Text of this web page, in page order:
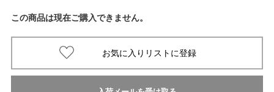
この商品は現在ご購入できません。